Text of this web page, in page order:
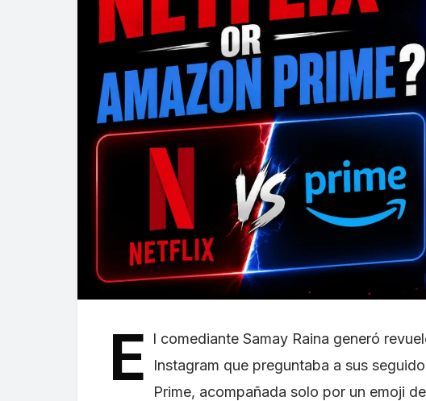
E
l comediante Samay Raina generó
Instagram que preguntaba a sus
Prime, acompañada solo por un emoji